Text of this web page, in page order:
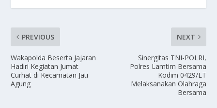
PREVIOUS
Wakapolda Beserta Jajaran
Hadiri Kegiatan Jumat
Curhat di Kecamatan Jati
Agung
NEXT
Sinergitas TNI-POLRI,
Polres Lamtim Bersama
Kodim 0429/LT
Melaksanakan Olahraga
Bersama